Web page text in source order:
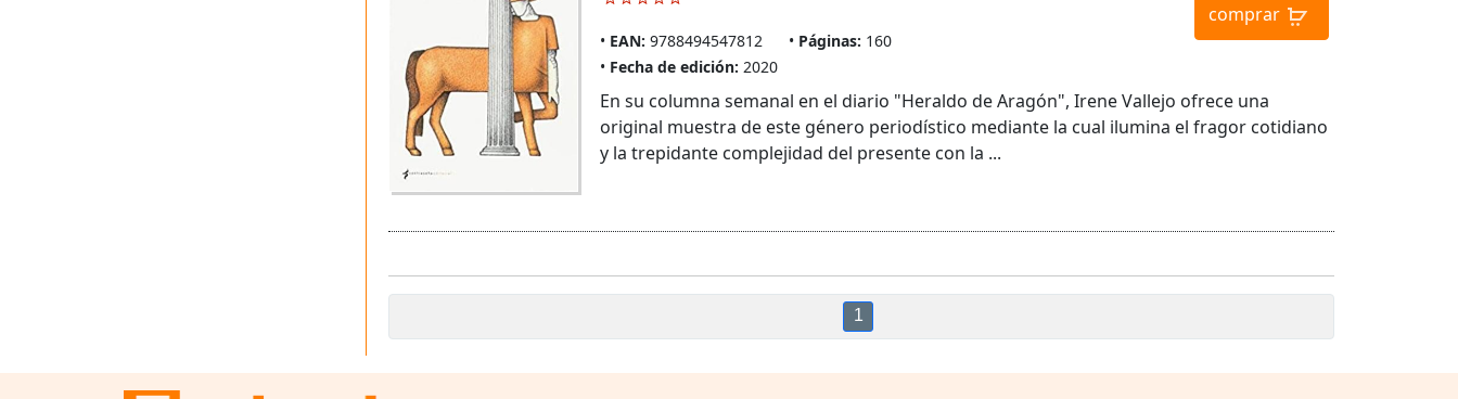
EAN: 9788494547812 Páginas: 160
Fecha de edición: 2020
comprar
En su columna semanal en el diario "Heraldo de Aragón", Irene Vallejo ofrece una
original muestra de este género periodístico mediante la cual ilumina el fragor cotidiano
y la trepidante complejidad del presente con la ...
1